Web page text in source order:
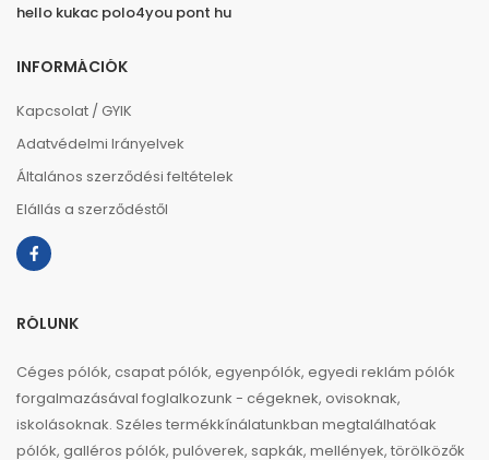
hello kukac polo4you pont hu
INFORMÁCIÓK
Kapcsolat / GYIK
Adatvédelmi Irányelvek
Általános szerződési feltételek
Elállás a szerződéstől
RÓLUNK
Céges pólók, csapat pólók, egyenpólók, egyedi reklám pólók
forgalmazásával foglalkozunk - cégeknek, ovisoknak,
iskolásoknak. Széles termékkínálatunkban megtalálhatóak
pólók, galléros pólók, pulóverek, sapkák, mellények, törölközők